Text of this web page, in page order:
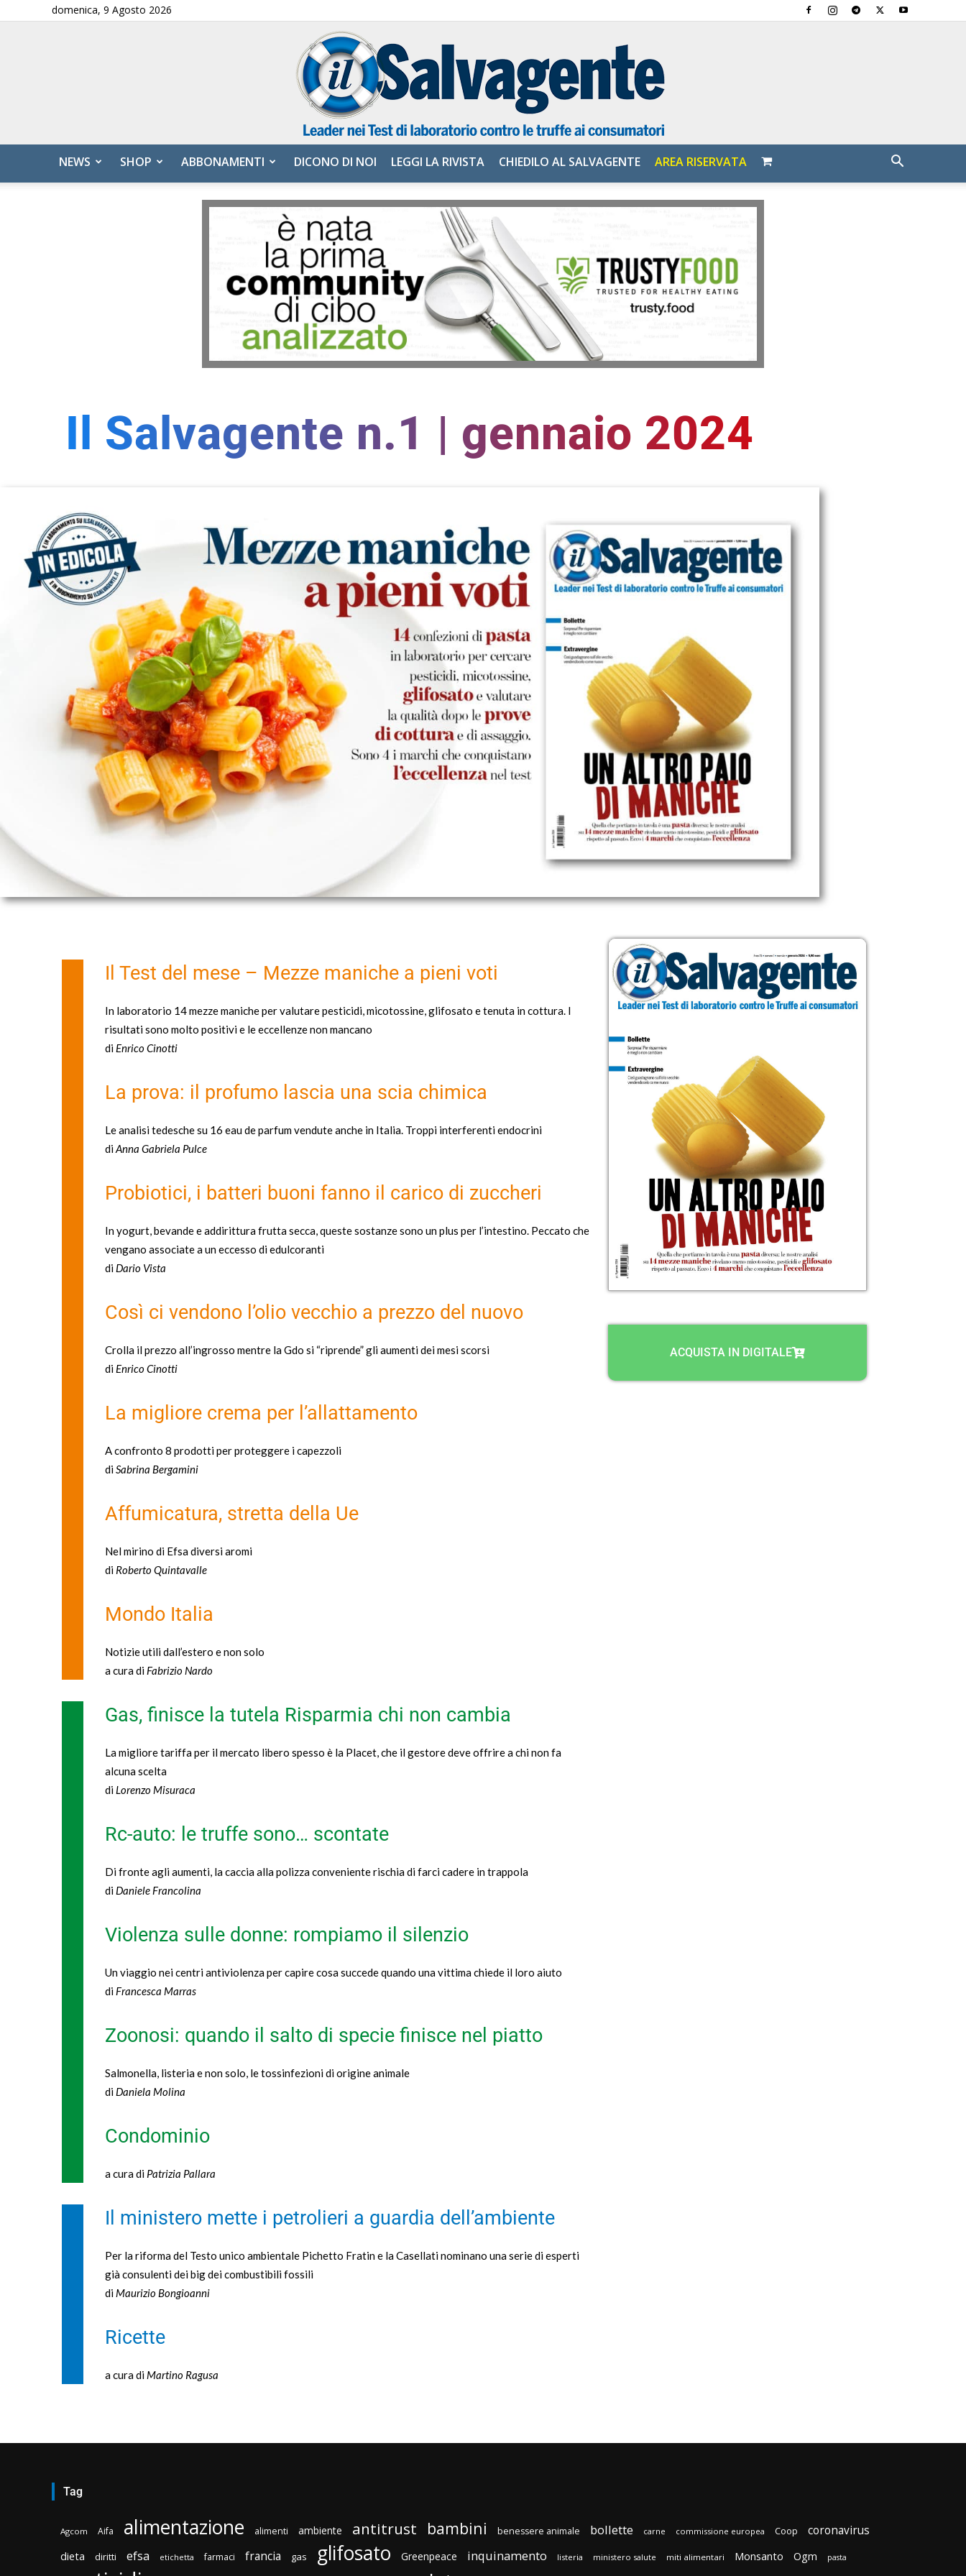
domenica, 9 Agosto 2026
Salvagente
NEWS SHOP ABBONAMENTI DICONO DI NOI LEGGI LA RIVISTA CHIEDILO AL SALVAGENTE AREA RISERVATA
Il Salvagente n.1 | gennaio 2024
Il Test del mese – Mezze maniche a pieni voti
In laboratorio 14 mezze maniche per valutare pesticidi, micotossine, glifosato e tenuta in cottura. I
risultati sono molto positivi e le eccellenze non mancano
di Enrico Cinotti
La prova: il profumo lascia una scia chimica
Le analisi tedesche su 16 eau de parfum vendute anche in Italia. Troppi interferenti endocrini
diAnna Gabriela Pulce
Probiotici, i batteri buoni fanno il carico di zuccheri
In yogurt, bevande e addirittura frutta secca, queste sostanze sono un plus per l’intestino. Peccato che
vengano associate a un eccesso di edulcoranti
di Dario Vista
Così ci vendono l’olio vecchio a prezzo del nuovo
Crolla il prezzo all’ingrosso mentre la Gdo si “riprende” gli aumenti dei mesi scorsi
di Enrico Cinotti
La migliore crema per l’allattamento
A confronto 8 prodotti per proteggere i capezzoli
diSabrina Bergamini
Affumicatura, stretta della Ue
Nel mirino di Efsa diversi aromi
di Roberto Quintavalle
Mondo Italia
Notizie utili dall’estero e non solo
a cura di Fabrizio Nardo
Gas, finisce la tutela Risparmia chi non cambia
La migliore tariffa per il mercato libero spesso è la Placet, che il gestore deve offrire a chi non fa
alcuna scelta
di Lorenzo Misuraca
Rc-auto: le truffe sono… scontate
Di fronte agli aumenti, la caccia alla polizza conveniente rischia di farci cadere in trappola
di Daniele Francolina
Violenza sulle donne: rompiamo il silenzio
Un viaggio nei centri antiviolenza per capire cosa succede quando una vittima chiede il loro aiuto
di Francesca Marras
Zoonosi: quando il salto di specie finisce nel piatto
Salmonella, listeria e non solo, le tossinfezioni di origine animale
di Daniela Molina
Condominio
a cura di Patrizia Pallara
Il ministero mette i petrolieri a guardia dell’ambiente
Per la riforma del Testo unico ambientale Pichetto Fratin e la Casellati nominano una serie di esperti
già consulenti dei big dei combustibili fossili
di Maurizio Bongioanni
Ricette
a cura di Martino Ragusa
ACQUISTA IN DIGITALE
Tag
Agcom Aifa alimentazione alimenti ambiente antitrust bambini benessere animale bollette carne commissione europea Coop coronavirus
dieta diritti efsa etichetta farmaci francia gas glifosato Greenpeace inquinamento listeria ministero salute miti alimentari Monsanto Ogm pasta